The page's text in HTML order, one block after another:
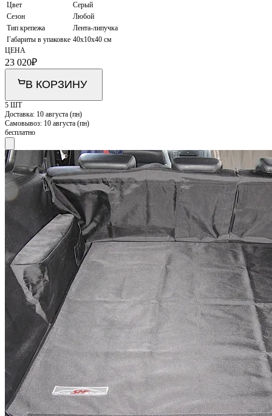
Цвет
Серый
Сезон
Любой
Тип крепежа
Лента-липучка
Габариты в упаковке 40х10х40 см
ЦЕНА
23 020₽
В КОРЗИНУ
5 ШТ
Доставка: 10 августа (пн)
Самовывоз: 10 августа (пн)
бесплатно